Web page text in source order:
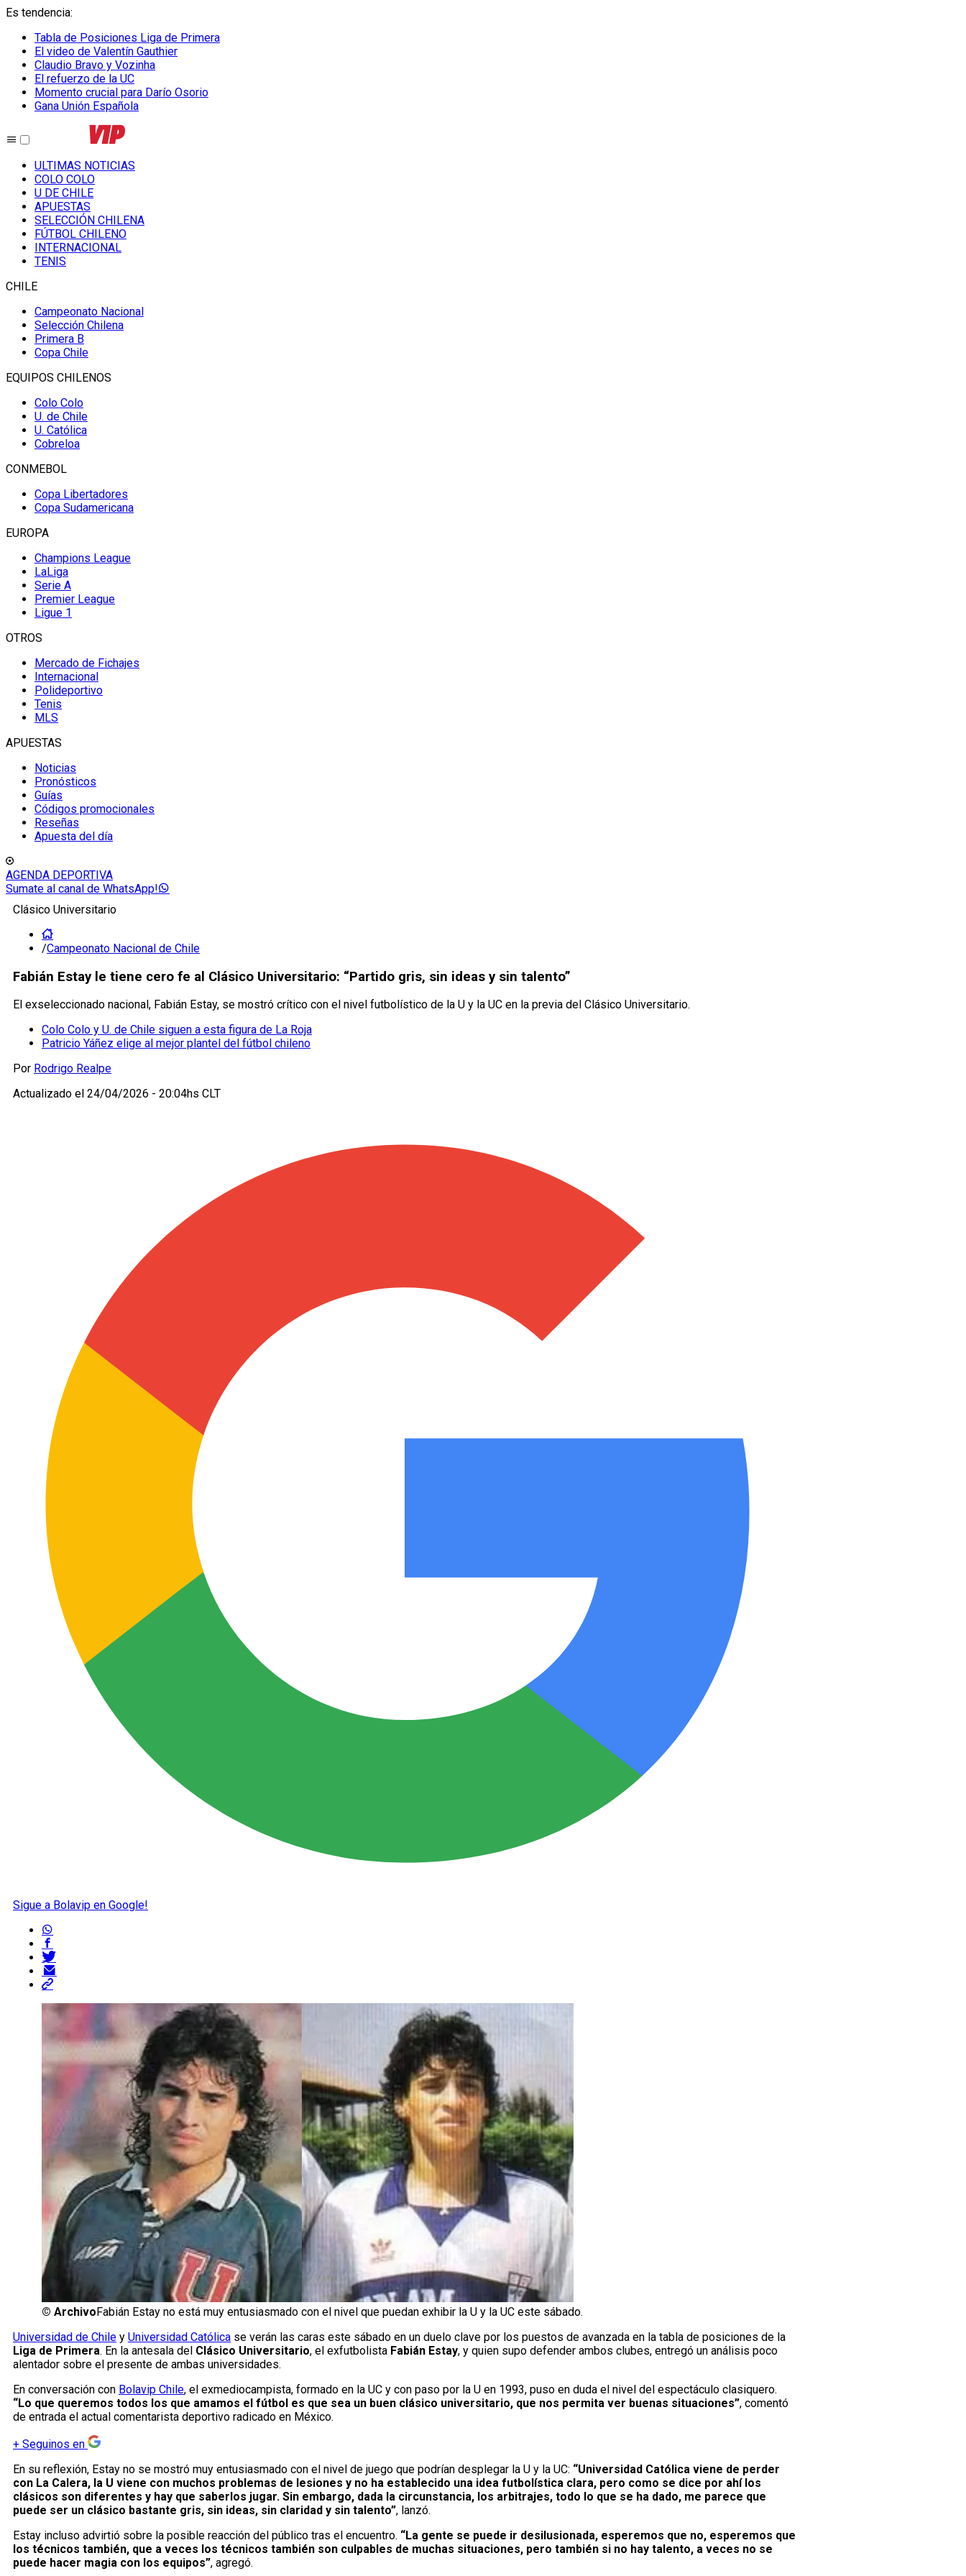
Es tendencia:
Tabla de Posiciones Liga de Primera
El video de Valentín Gauthier
Claudio Bravo y Vozinha
El refuerzo de la UC
Momento crucial para Darío Osorio
Gana Unión Española
ULTIMAS NOTICIAS
COLO COLO
U DE CHILE
APUESTAS
SELECCIÓN CHILENA
FÚTBOL CHILENO
INTERNACIONAL
TENIS
CHILE
Campeonato Nacional
Selección Chilena
Primera B
Copa Chile
EQUIPOS CHILENOS
Colo Colo
U. de Chile
U. Católica
Cobreloa
CONMEBOL
Copa Libertadores
Copa Sudamericana
EUROPA
Champions League
LaLiga
Serie A
Premier League
Ligue 1
OTROS
Mercado de Fichajes
Internacional
Polideportivo
Tenis
MLS
APUESTAS
Noticias
Pronósticos
Guías
Códigos promocionales
Reseñas
Apuesta del día
AGENDA DEPORTIVA
Sumate al canal de WhatsApp!
Clásico Universitario
/Campeonato Nacional de Chile
Fabián Estay le tiene cero fe al Clásico Universitario: “Partido gris, sin ideas y sin talento”
El exseleccionado nacional, Fabián Estay, se mostró crítico con el nivel futbolístico de la U y la UC en la previa del Clásico Universitario.
Colo Colo y U. de Chile siguen a esta figura de La Roja
Patricio Yáñez elige al mejor plantel del fútbol chileno
Por Rodrigo Realpe
Actualizado el 24/04/2026 - 20:04hs CLT
Sigue a Bolavip en Google!
© Archivo Fabián Estay no está muy entusiasmado con el nivel que puedan exhibir la U y la UC este sábado.
Universidad de Chile y Universidad Católica se verán las caras este sábado en un duelo clave por los puestos de avanzada en la tabla de posiciones de la
Liga de Primera. En la antesala del Clásico Universitario, el exfutbolista Fabián Estay, y quien supo defender ambos clubes, entregó un análisis poco
alentador sobre el presente de ambas universidades.
En conversación con Bolavip Chile, el exmediocampista, formado en la UC y con paso por la U en 1993, puso en duda el nivel del espectáculo clasiquero.
“Lo que queremos todos los que amamos el fútbol es que sea un buen clásico universitario, que nos permita ver buenas situaciones”, comentó
de entrada el actual comentarista deportivo radicado en México.
+ Seguinos en
En su reflexión, Estay no se mostró muy entusiasmado con el nivel de juego que podrían desplegar la U y la UC: “Universidad Católica viene de perder
con La Calera, la U viene con muchos problemas de lesiones y no ha establecido una idea futbolística clara, pero como se dice por ahí los
clásicos son diferentes y hay que saberlos jugar. Sin embargo, dada la circunstancia, los arbitrajes, todo lo que se ha dado, me parece que
puede ser un clásico bastante gris, sin ideas, sin claridad y sin talento”, lanzó.
Estay incluso advirtió sobre la posible reacción del público tras el encuentro. “La gente se puede ir desilusionada, esperemos que no, esperemos que
los técnicos también, que a veces los técnicos también son culpables de muchas situaciones, pero también si no hay talento, a veces no se
puede hacer magia con los equipos”, agregó.